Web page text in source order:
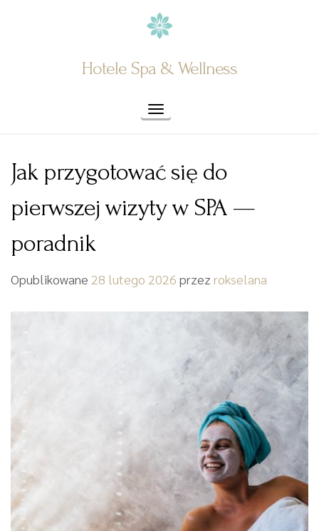
Hotele Spa & Wellness
Toggle navigation
Jak przygotować się do
pierwszej wizyty w SPA —
poradnik
Opublikowane 28 lutego 2026 przez rokselana